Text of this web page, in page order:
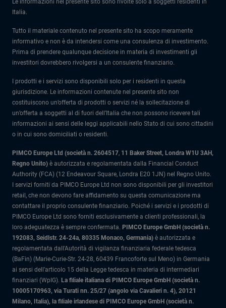
Le informazioni nel presente sito sono rivolte solo a soggetti residenti in
Italia.
Tutto il materiale contenuto nel presente sito ha scopo meramente
informativo e non è da intendersi come una consulenza di investimento.
Prima di prendere qualunque decisione in materia di investimenti gli
investitori dovrebbero rivolgersi a un consulente finanziario.
I prodotti e i servizi sono disponibili solo per i residenti in questa
giurisdizione. Le informazioni contenute nel presente sito non
costituiscono un’offerta di prodotti o servizi né la sollecitazione di
un’offerta a soggetti al di fuori dell’Italia che non possono ricevere tali
informazioni ai sensi delle leggi applicabili nello Stato di cui sono cittadini
o in cui sono domiciliati o residenti.
PIMCO Europe Ltd (società n. 2604517, 11 Baker Street, Londra W1U 3AH,
Regno Unito) è autorizzata e regolamentata dalla Financial Conduct
Authority (FCA) (12 Endeavour Square, Londra E20 1JN) nel Regno Unito.
I servizi forniti da PIMCO Europe Ltd non sono disponibili per gli investitori
retail, che non devono fare affidamento su questa comunicazione ma
contattare il proprio consulente finanziario. Poiché i servizi e i prodotti di
PIMCO Europe Ltd sono forniti esclusivamente a clienti professionali, la
loro adeguatezza è sempre confermata. PIMCO Europe GmbH (società n.
192083, Seidlstr. 24-24a, 80335 Monaco, Germania) è autorizzata e
regolamentata dall'Autorità di vigilanza finanziaria federale tedesca
(BaFin) (Marie-Curie-Str. 24-28, 60439 Francoforte sul Meno) in Germania
ai sensi dell’articolo 15 della Legge tedesca in materia di intermediari
finanziari (WpIG). La filiale italiana di PIMCO Europe GmbH (società n.
10005170963, via Turati nn. 25/27 (angolo via Cavalieri n. 4), 20121
Milano, Italia), la filiale irlandese di PIMCO Europe GmbH (società n.